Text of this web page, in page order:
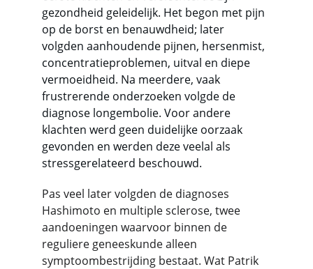
gezondheid geleidelijk. Het begon met pijn
op de borst en benauwdheid; later
volgden aanhoudende pijnen, hersenmist,
concentratieproblemen, uitval en diepe
vermoeidheid. Na meerdere, vaak
frustrerende onderzoeken volgde de
diagnose longembolie. Voor andere
klachten werd geen duidelijke oorzaak
gevonden en werden deze veelal als
stressgerelateerd beschouwd.
Pas veel later volgden de diagnoses
Hashimoto en multiple sclerose, twee
aandoeningen waarvoor binnen de
reguliere geneeskunde alleen
symptoombestrijding bestaat. Wat Patrik